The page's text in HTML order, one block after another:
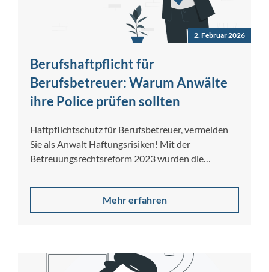
2. Februar 2026
Berufshaftpflicht für
Berufsbetreuer: Warum Anwälte
ihre Police prüfen sollten
Haftpflichtschutz für Berufsbetreuer, vermeiden
Sie als Anwalt Haftungsrisiken! Mit der
Betreuungsrechtsreform 2023 wurden die
novelliert….
Mehr erfahren